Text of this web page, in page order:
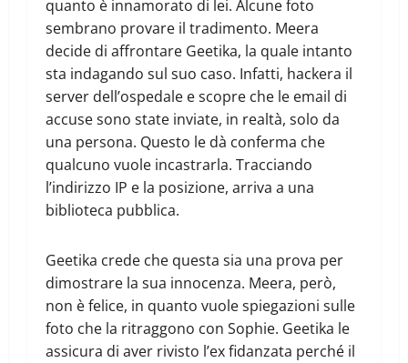
quanto è innamorato di lei. Alcune foto
sembrano provare il tradimento. Meera
decide di affrontare Geetika, la quale intanto
sta indagando sul suo caso. Infatti, hackera il
server dell’ospedale e scopre che le email di
accuse sono state inviate, in realtà, solo da
una persona. Questo le dà conferma che
qualcuno vuole incastrarla. Tracciando
l’indirizzo IP e la posizione, arriva a una
biblioteca pubblica.
Geetika crede che questa sia una prova per
dimostrare la sua innocenza. Meera, però,
non è felice, in quanto vuole spiegazioni sulle
foto che la ritraggono con Sophie. Geetika le
assicura di aver rivisto l’ex fidanzata perché il